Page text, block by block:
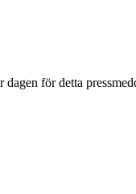
för detta